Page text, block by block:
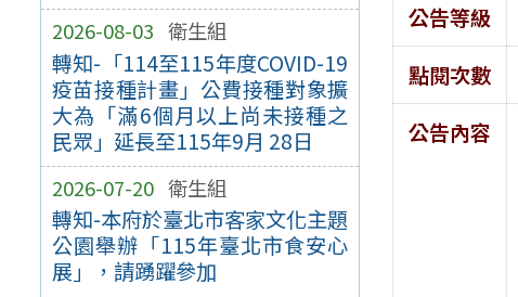
2026-08-03 衛生組
轉知-「114至115年度COVID-19
疫苗接種計畫」公費接種對象擴
大為「滿6個月以上尚未接種之
民眾」延長至115年9月 28日
2026-07-20 衛生組
轉知-本府於臺北市客家文化主題
公園舉辦「115年臺北市食安心
展」，請踴躍參加
公告等級
點閱次數
公告內容